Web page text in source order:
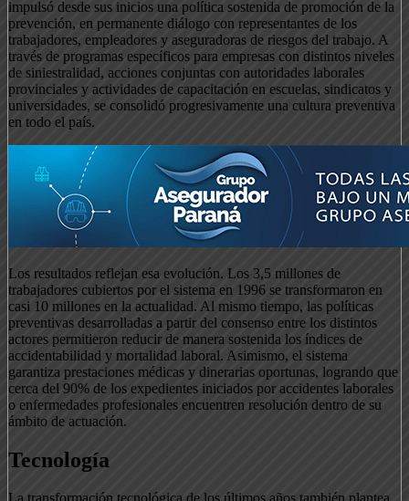
impulsó desde sus inicios una política sostenida de promoción de la
prevención, en permanente diálogo con representantes de los
trabajadores, empleadores y aseguradoras de riesgos del trabajo. A
través de programas específicos para empresas con distintos niveles
de siniestralidad, acciones conjuntas con autoridades laborales
provinciales y actividades de capacitación en escuelas, sindicatos y
universidades, se consolidó progresivamente una cultura preventiva
en todo el país.
Los resultados reflejan esa evolución. Los 3,5 millones de
trabajadores cubiertos por el sistema en 1996 se transformaron en
casi 10 millones en la actualidad. Al mismo tiempo, las políticas
preventivas desarrolladas a partir del consenso entre los distintos
actores permitieron reducir de manera sostenida los índices de
accidentabilidad y mortalidad laboral. Asimismo, el sistema
garantiza prestaciones médicas y dinerarias oportunas, logrando que
cerca del 90% de los expedientes iniciados por accidentes laborales
o enfermedades profesionales encuentren resolución dentro de su
ámbito de actuación.
Tecnología